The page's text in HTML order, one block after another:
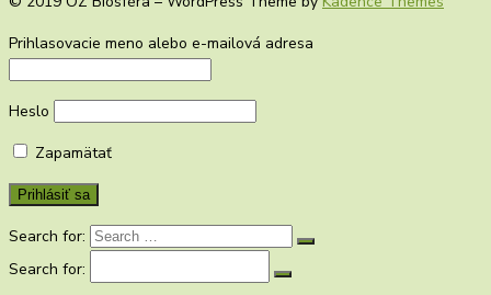
Prihlasovacie meno alebo e-mailová adresa
Heslo
Zapamätať
Search for:
Search for: